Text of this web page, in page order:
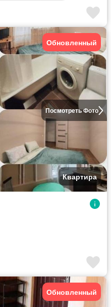
Посмотреть Фото
Обновленный
Квартира
Обновленный